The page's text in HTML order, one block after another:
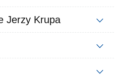
Jerzy Krupa